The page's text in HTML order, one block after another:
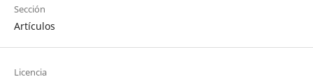
Sección
Artículos
Licencia